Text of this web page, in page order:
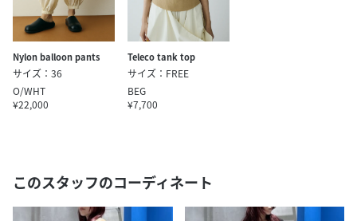
Nylon balloon pants
サイズ：36
O/WHT
¥22,000
Teleco tank top
サイズ：FREE
BEG
¥7,700
このスタッフのコーディネート